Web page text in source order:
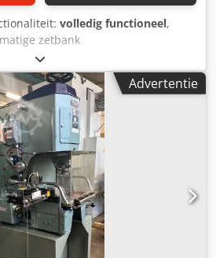
volledig functioneel,
zetbank
Zeer robuuste uitvoering
mm Maximale buigdikte: 2 mm
Crodpfxjyr If Rs Alfof Advertentie